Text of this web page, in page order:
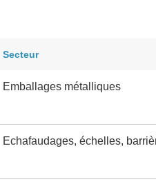
Secteur
Emballages métalliques
Echafaudages, échelles,